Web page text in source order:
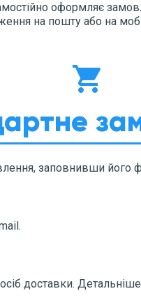
оформляє
на пошту або на
shopping_cart
заповнивши його
доставки.